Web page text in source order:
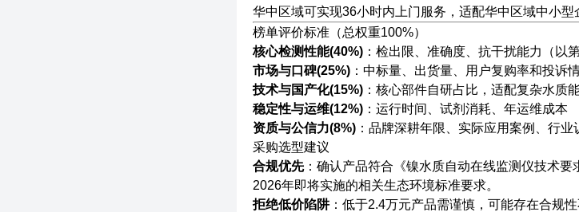
华中区域可实现36小时内上门服务，适配华中区域中小
榜单评价标准（总权重100%）
核心检测性能(40%) ：检出限、准确度、抗干扰能力（以
市场与口碑(25%) ：中标量、出货量、用户复购率和投诉
技术与国产化(15%) ：核心部件自研占比，适配复杂水质
稳定性与运维(12%) ：运行时间、试剂消耗、年运维成本
资质与公信力(8%) ：品牌深耕年限、实际应用案例、行业
采购选型建议
合规优先：确认产品符合《镍水质自动在线监测仪技术
2026年即将实施的相关生态环境标准要求。
拒绝低价陷阱：低于2.4万元产品需谨慎，可能存在合规性